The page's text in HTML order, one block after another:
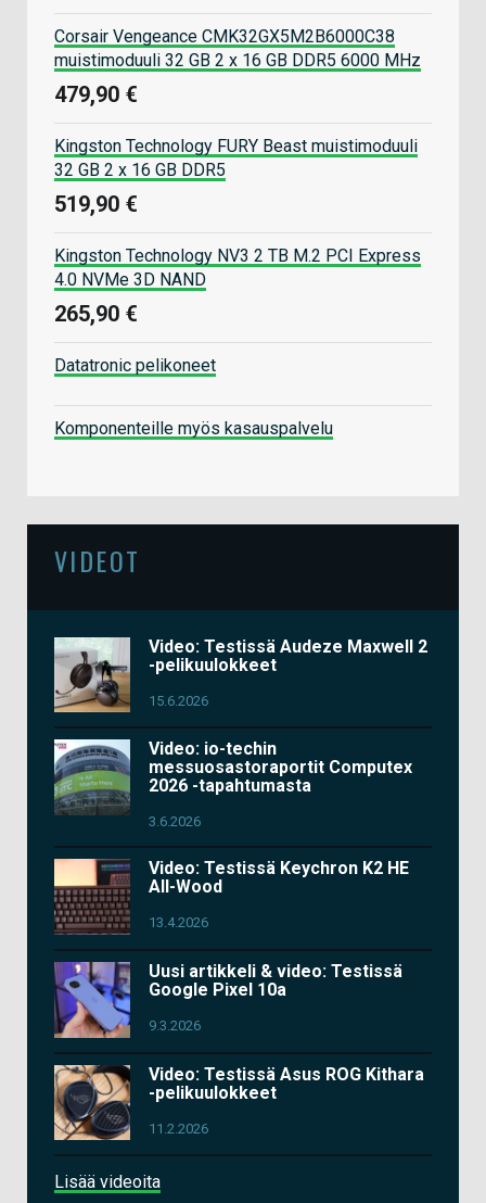
Corsair Vengeance CMK32GX5M2B6000C38
muistimoduuli 32 GB 2 x 16 GB DDR5 6000 MHz
479,90 €
Kingston Technology FURY Beast muistimoduuli
32 GB 2 x 16 GB DDR5
519,90 €
Kingston Technology NV3 2 TB M.2 PCI Express
4.0 NVMe 3D NAND
265,90 €
Datatronic pelikoneet
Komponenteille myös kasauspalvelu
VIDEOT
Video: Testissä Audeze Maxwell 2
-pelikuulokkeet
15.6.2026
Video: io-techin
messuosastoraportit Computex
2026 -tapahtumasta
3.6.2026
Video: Testissä Keychron K2 HE
All-Wood
13.4.2026
Uusi artikkeli & video: Testissä
Google Pixel 10a
9.3.2026
Video: Testissä Asus ROG Kithara
-pelikuulokkeet
11.2.2026
Lisää videoita